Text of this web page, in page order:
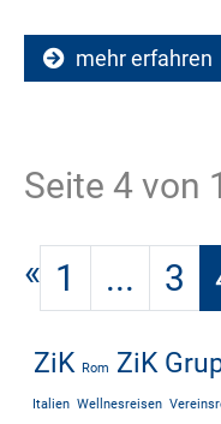
mehr erfahren
Seite 4 von
« 1 ... 3
ZiK Rom ZiK
Italien Wellnesreisen